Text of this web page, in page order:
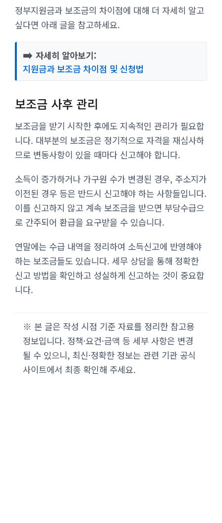
정부지원금과 보조금의 차이점에 대해 더 자세히 알고
싶다면 아래 글을 참고하세요.
➡️ 자세히 알아보기:
지원금과 보조금 차이점 및 신청법
보조금 사후 관리
보조금을 받기 시작한 후에도 지속적인 관리가 필요합
니다. 대부분의 보조금은 정기적으로 자격을 재심사하
므로 변동사항이 있을 때마다 신고해야 합니다.
소득이 증가하거나 가구원 수가 변경된 경우, 주소지가
이전된 경우 등은 반드시 신고해야 하는 사항들입니다.
이를 신고하지 않고 계속 보조금을 받으면 부당수급으
로 간주되어 환급을 요구받을 수 있습니다.
연말에는 수급 내역을 정리하여 소득신고에 반영해야
하는 보조금들도 있습니다. 세무 상담을 통해 정확한
신고 방법을 확인하고 성실하게 신고하는 것이 중요합
니다.
※ 본 글은 작성 시점 기준 자료를 정리한 참고용
정보입니다. 정책·요건·금액 등 세부 사항은 변경
될 수 있으니, 최신·정확한 정보는 관련 기관 공식
사이트에서 최종 확인해 주세요.